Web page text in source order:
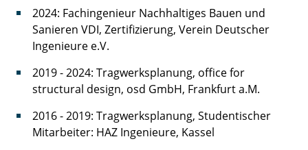
Diana Zavaleta
2024: Fachingenieur Nachhaltiges Bauen und
Sanieren VDI, Zertifizierung, Verein Deutscher
Ingenieure e.V.
2019 - 2024: Tragwerksplanung, office for
structural design, osd GmbH, Frankfurt a.M.
2016 - 2019: Tragwerksplanung, Studentischer
Mitarbeiter: HAZ Ingenieure, Kassel